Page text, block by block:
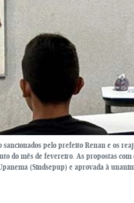
pelo prefeito Renan e os
do mês de fevereiro. As propostas
(Sindsepup) e aprovada à